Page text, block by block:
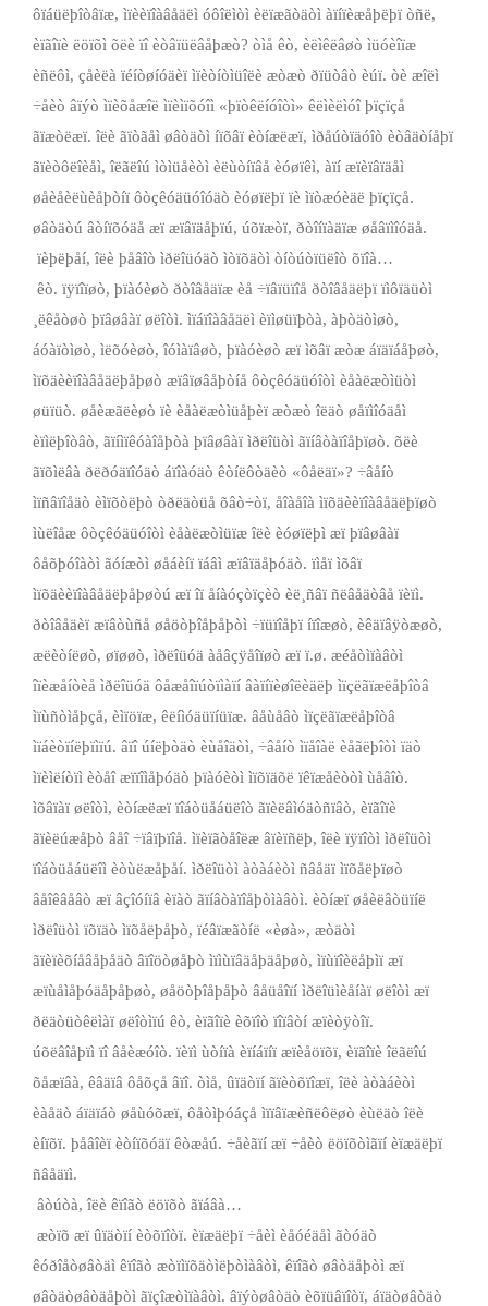
ôïáüëþîòâïæ, ìïèèïîàâåäëì óôîëìòì èëïæãòäòì àïíïèæåþëþï òñë,
èïãîïè ëöïõì õëè ïî èòâïüëâåþæò? òìå êò, èëìêëâøò ìüóèîïæ
èñëôì, çåèëà ïéíòøíóäèï ìïèòíòìüîëè æòæò ðïüòâò èúï. òè æîëì
÷åèò âïýò ìïèõåæîë ìïèìïõóîì «þïòêëíóîòì» êëìèëìóî þïçïçå
ãïæòëæï. îëè ãïòãåì øâòäòì íïõâï èòíæëæï, ìðåúòïäóîò èòâäòíåþï
ãïèòôëîèåì, îëãëîú ìòìüåèòì èëùòíïâå èóøïêì, àïí æïèïâïäåì
øåèåèëùèåþòíï ôòçêóäüóîóäò èóøïëþï ïè ìïòæóèäë þïçïçå.
øâòäòú âòíïõóäå æï æïâïäåþïú, úõïæòï, ðòîíïàäïæ øåâïìîóäå.
­ ïèþëþåí, îëè þåâîò ìðëîüóäò ìòïõäòì òíòúòïüëîò õïîà…
­ êò. ïÿïîïøò, þïàóèøò ðòîâåäïæ èå ÷ïâïüïîå ðòîâåäëþï ïìôïäüòì
¸ëêåòøò þïâøâàï øëîòì. ìïáïîàâåäëì èïìøüïþòà, àþòäòìøò,
áóàïòìøò, ìëõóèøò, îóìàïâøò, þïàóèøò æï ìõâï æòæ áïäïáåþøò,
ìïõäèèïîàâåäëþåþøò æïâïøâåþòíå ôòçêóäüóîòì èåàëæòìüòì
øüïüò. øåèæãëèøò ïè èåàëæòìüåþèï æòæò îëäò øåïìîóäåì
èïìëþîòâò, ãïíìïêóàîåþòà þïâøâàï ìðëîüòì ãïíâòàïîåþïøò. õëè
ãïõìëâà ðëðóäïîóäò áïîàóäò êòíëôòäèò «ôåëäï»? ÷âåíò
ìïñâïîåäò èìïõòëþò òðëäòüå õâò÷òï, åîà­åîà ìïõäèèïîàâåäëþïøò
ìùëîåæ ôòçêóäüóîòì èåàëæòìüïæ îëè èóøïëþì æï þïâøâàï
ôåõþóîàòì ãóíæòì øåáèíï ïáâì æïâïäåþóäò. ïìåï ìõâï
ìïõäèèïîàâåäëþåþøòú æï îï åíàóçòïçèò èë¸ñâï ñëâåäòâå ïèïì.
ðòîâåäèï æïâòùñå øåöòþîåþåþòì ÷ïüïîåþï íïîæøò, èêäïâÿòæøò,
æëèòíëøò, øïøøò, ìðëîüóä àåâçÿåîïøò æï ï.ø. æéåòìïàâòì
îïèæåíòèå ìðëîüóä ôåæåîïúòïìàïí âàïíïèøîëèäëþ ìïçëãïæëåþîòâ
ìïùñòìåþçå, èìïöïæ, êëíìóäüïíüïæ. âåùåâò ìïçëãïæëåþîòâ
ìïáèòïíëþïìïú. âïî úíëþòäò èùåîäòì, ÷âåíò ìïåîàë èåãëþîòì ïäò
ìïèìëíòïì èòåî æïïîìåþóäò þïàóèòì ìïõïäõë ïêïæåèòòì ùåâîò.
ìõâïàï øëîòì, èòíæëæï ïîáòüåáüëîò ãïèëâìóäòñïâò, èïãîïè
ãïèëúæåþò âåî ÷ïâïþïîå. ìïèïãòåîëæ âïèïñëþ, îëè ïÿïîòì ìðëîüòì
ïîáòüåáüëîì èòùëæåþåí. ìðëîüòì àòàáèòì ñâåäï ìïõåëþïøò
âåîêâåâò æï âçîóíïâ èïàò ãïíâòàïîåþòìàâòì. èòíæï øåèëâòüïíë
ìðëîüòì ïõïäò ìïõåëþåþò, ïéâïæãòíë «èøà», æòäòì
ãïèïèõíåâåþåäò âïîöòøåþò ìïìùïâäåþäåþøò, ìïùïîèëåþìï æï
æïùåìåþóäåþåþøò, øåöòþîåþåþò âåüåîïí ìðëîüìèåíàï øëîòì æï
ðëäòüòêëìàï øëîòìïú êò, èïãîïè èõïîò ïîïâòí æïèòÿòîï.
úõëâîåþïì ïî âåèæóîò. ïèïì ùòíïà èïíáïíï æïèåöïõï, èïãîïè îëãëîú
õåæïâà, êâäïâ ôåõçå âïî. òìå, ûïäòïí ãïèòõïîæï, îëè àòàáèòì
èàåäò áïäïáò øåùóõæï, ôåòìþóáçå ìïïâïæèñëôëøò èùëäò îëè
èíïõï. þåâîèï èòíïõóäï êòæåú. ÷åèãïí æï ÷åèò ëöïõòìãïí èïæäëþï
ñâåäïì.
­ âòúòà, îëè êïîãò ëöïõò ãïáâà…
­ æòïõ æï ûïäòïí èòõïîòï. èïæäëþï ÷åèì èåóéäåì ãòóäò
êóðîåòøâòäì êïîãò æòïìïõäòìëþòìàâòì, êïîãò øâòäåþòì æï
øâòäòøâòäåþòì ãïçîæòìïàâòì. âïýòøâòäò èõïüâïîòï, áïäòøâòäò